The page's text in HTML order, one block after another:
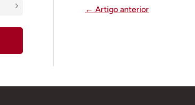
← Artigo anterior